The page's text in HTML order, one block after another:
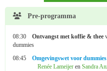
Pre-programma
08:30 Ontvangst met koffie & thee
dummies
08:45 Omgevingswet voor dummies
Renée Lameijer en Sandra